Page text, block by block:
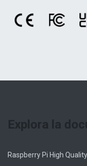
Explora la
Raspberry Pi High